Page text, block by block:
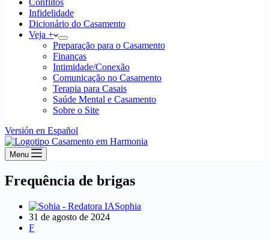
Conflitos
Infidelidade
Dicionário do Casamento
Veja +
Preparação para o Casamento
Finanças
Intimidade/Conexão
Comunicação no Casamento
Terapia para Casais
Saúde Mental e Casamento
Sobre o Site
Versión en Español
Menu
Frequência de brigas
Sophia
31 de agosto de 2024
F